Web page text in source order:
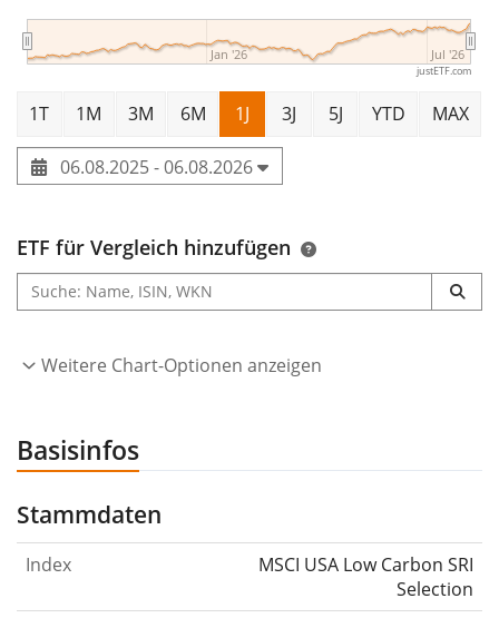
Jan '26 Jul '26
justETF.com
1T 1M 3M 6M 1J 3J 5J YTD MAX
06.08.2025 - 06.08.2026
ETF für Vergleich hinzufügen
Weitere Chart-Optionen anzeigen
Basisinfos
Stammdaten
Index
MSCI USA Low Carbon SRI
Selection